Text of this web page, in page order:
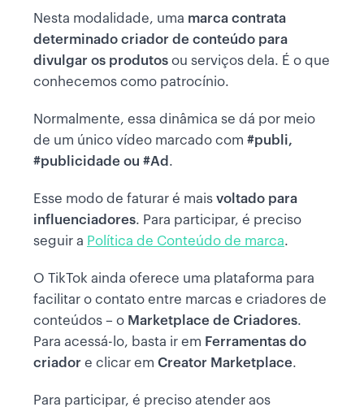
Nesta modalidade, uma marca contrata
determinado criador de conteúdo para
divulgar os produtos ou serviços dela. É o que
conhecemos como patrocínio.
Normalmente, essa dinâmica se dá por meio
de um único vídeo marcado com #publi,
#publicidade ou #Ad .
Esse modo de faturar é mais voltado para
influenciadores. Para participar, é preciso
seguir a Política de Conteúdo de marca.
O TikTok ainda oferece uma plataforma para
facilitar o contato entre marcas e criadores de
conteúdos – o Marketplace de Criadores.
Para acessá-lo, basta ir em Ferramentas do
criador e clicar em Creator Marketplace.
Para participar, é preciso atender aos